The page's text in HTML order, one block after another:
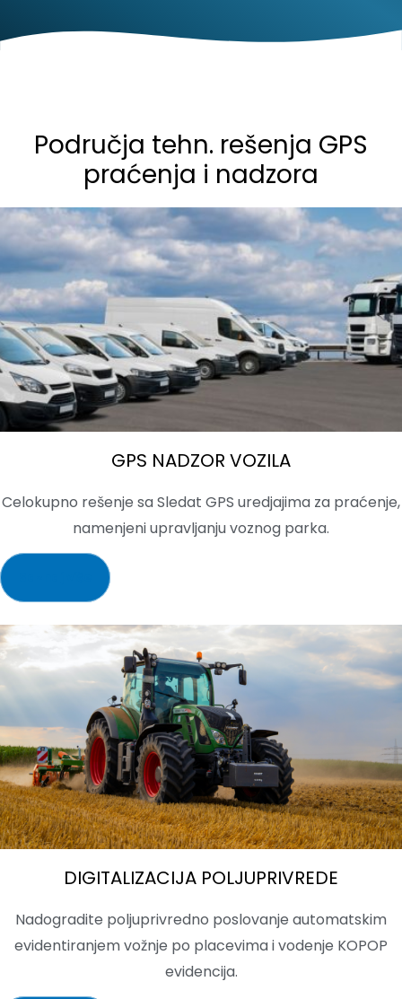
Područja tehn. rešenja GPS
praćenja i nadzora
GPS NADZOR VOZILA
Celokupno rešenje sa Sledat GPS uredjajima za praćenje,
namenjeni upravljanju voznog parka.
DIGITALIZACIJA POLJUPRIVREDE
Nadogradite poljuprivredno poslovanje automatskim
evidentiranjem vožnje po placevima i vodenje KOPOP
evidencija.